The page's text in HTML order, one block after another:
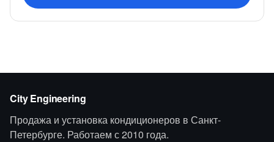
City Engineering
Продажа и установка кондиционеров в Санкт-
Петербурге. Работаем с 2010 года.